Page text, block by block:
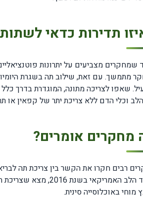
תדירות כדאי
שמחקרים מצביעים על יתרונות
מתמשך. עם זאת, שילוב תה בשגרת
וכלי הדם ללא צריכת יתר של קפאין או
מחקרים אומרים?
רבים חקרו את הקשר בין צריכת תה
איגוד הלב האמריקאי
מוחי באוכלוסייה סינית.